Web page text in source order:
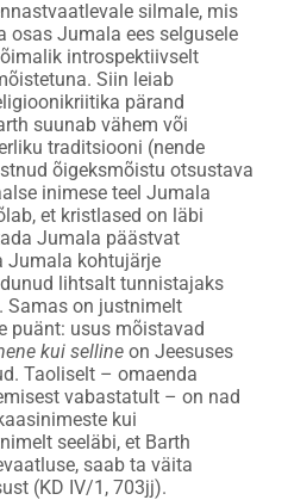
silmale, mis
osas Jumala ees selgusele
introspektiivselt
Siin leiab
pärand
suunab vähem või
traditsiooni (nende
õigeksmõistu otsustava
inimese teel Jumala
et kristlased on läbi
Jumala päästvat
Jumala kohtujärje
lihtsalt tunnistajaks
Samas on justnimelt
puänt: usus mõistavad
kui selline on Jeesuses
Taoliselt – omaenda
vabastatult – on nad
kui
seeläbi, et Barth
saab ta väita
(KD IV/1, 703jj).